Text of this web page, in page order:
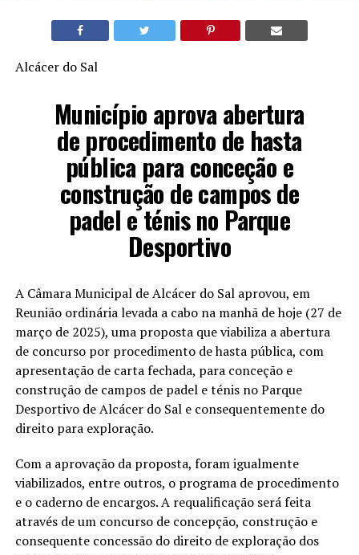
Alcácer do Sal
Município aprova abertura
de procedimento de hasta
pública para conceção e
construção de campos de
padel e ténis no Parque
Desportivo
A Câmara Municipal de Alcácer do Sal aprovou, em
Reunião ordinária levada a cabo na manhã de hoje (27 de
março de 2025), uma proposta que viabiliza a abertura
de concurso por procedimento de hasta pública, com
apresentação de carta fechada, para conceção e
construção de campos de padel e ténis no Parque
Desportivo de Alcácer do Sal e consequentemente do
direito para exploração.
Com a aprovação da proposta, foram igualmente
viabilizados, entre outros, o programa de procedimento
e o caderno de encargos. A requalificação será feita
através de um concurso de concepção, construção e
consequente concessão do direito de exploração dos